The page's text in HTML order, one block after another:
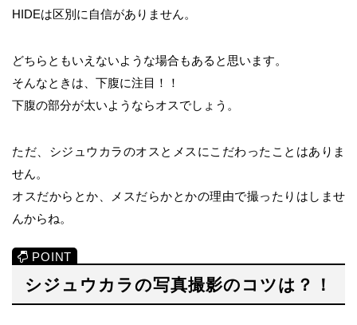
HIDEは区別に自信がありません。
どちらともいえないような場合もあると思います。
そんなときは、下腹に注目！！
下腹の部分が太いようならオスでしょう。
ただ、シジュウカラのオスとメスにこだわったことはありま
せん。
オスだからとか、メスだらかとかの理由で撮ったりはしませ
んからね。
シジュウカラの写真撮影のコツは？！